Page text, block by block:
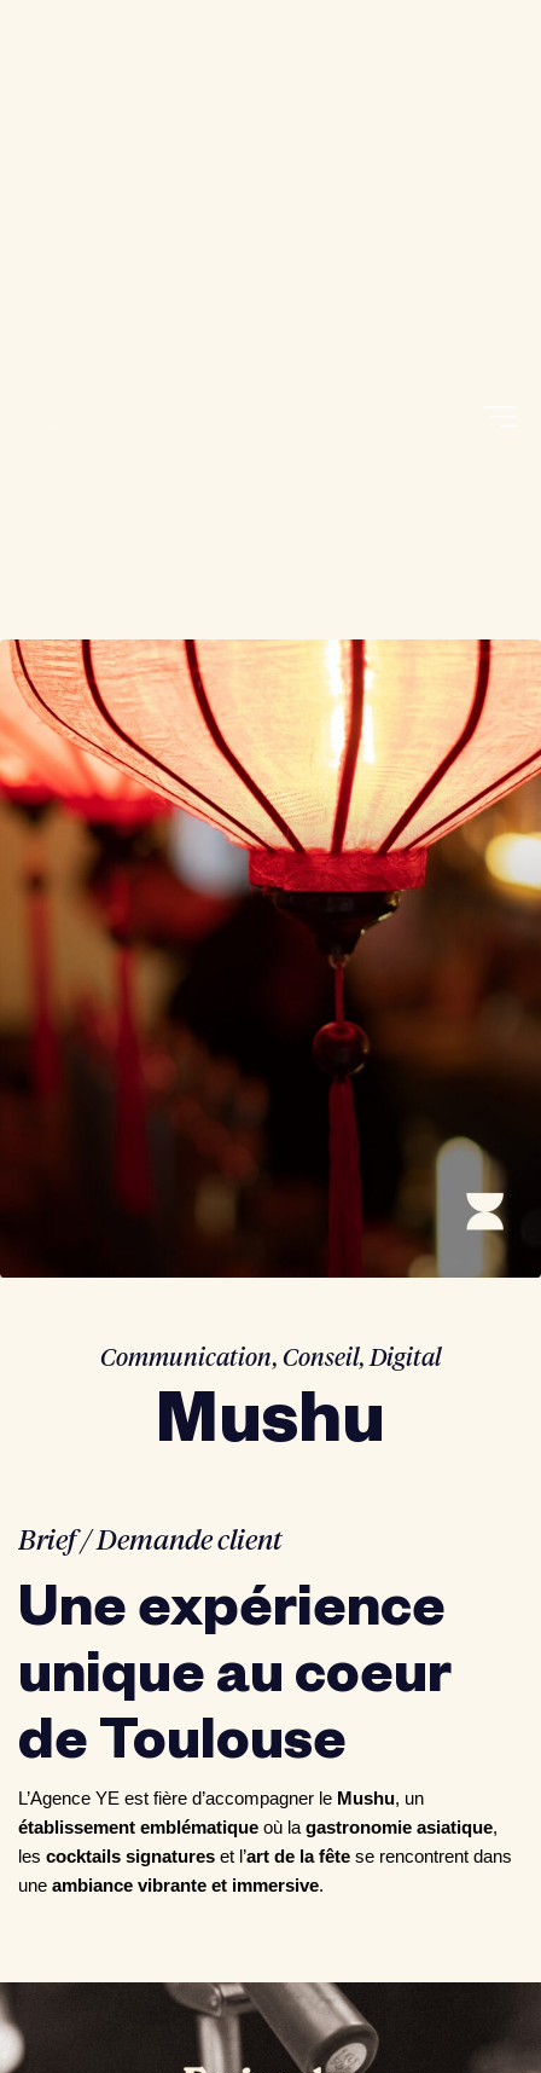
Communication, Conseil, Digital
Mushu
Brief / Demande client
Une expérience
unique au coeur
de Toulouse
L’Agence YE est fière d’accompagner le Mushu, un
établissement emblématique où la gastronomie asiatique,
les cocktails signatures et l’art de la fête se rencontrent dans
une ambiance vibrante et immersive.